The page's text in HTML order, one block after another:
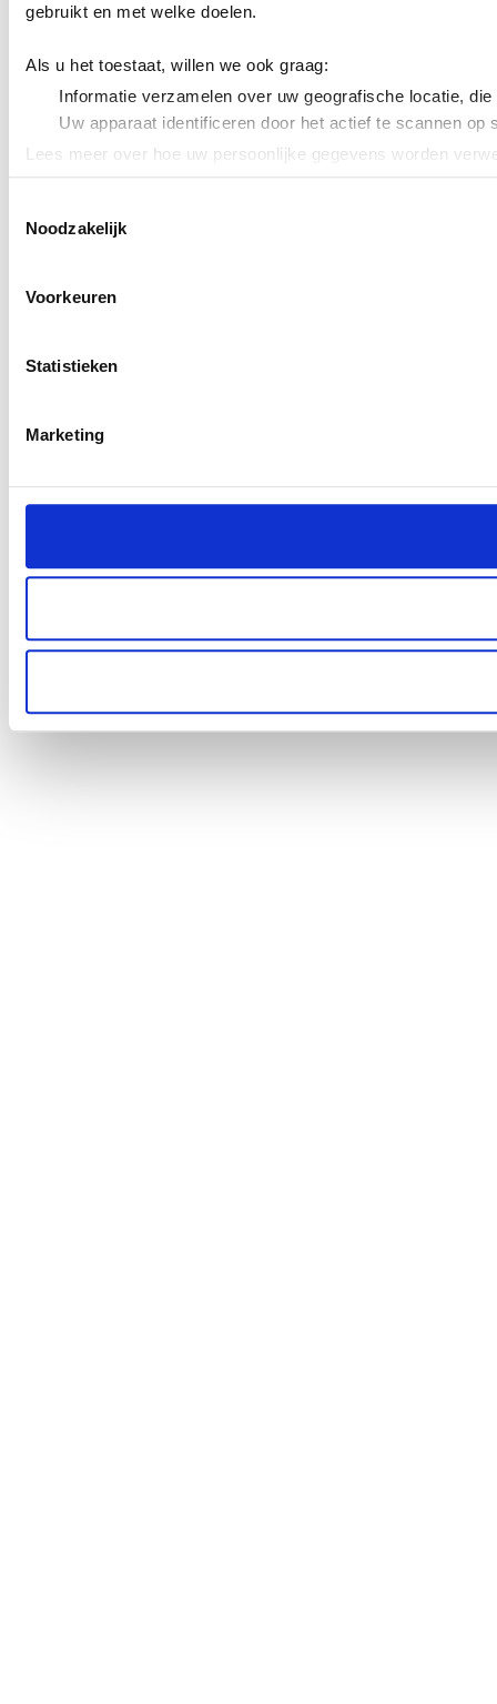
gebruikt en met welke doelen.
Als u het toestaat, willen we ook graag:
Informatie verzamelen over uw geografische locatie,
Uw apparaat identificeren door het actief te scannen op
Lees meer over hoe uw persoonlijke gegevens worden
We gebruiken cookies om content en advertenties te
verstrekt of die ze hebben verzameld op basis van uw
Noodzakelijk
Voorkeuren
Statistieken
Marketing